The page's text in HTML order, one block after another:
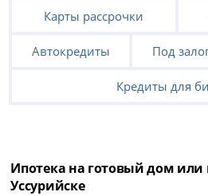
Карты рассрочки
Автокредиты Под
Кредиты для
Ипотека на готовый дом или
Уссурийске